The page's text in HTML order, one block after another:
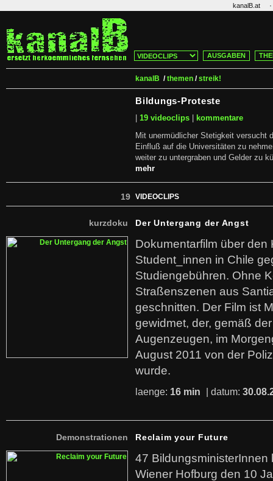
kanalB.at ·
AUSGABEN
kanalB /themen /streik!
Bildungs-Proteste
19 videoclips kommentare
Mit unermüdlicher Stetigkeit versucht
Einfluß auf die Universitäten zu
weiter zu untergraben und Gelder zu
mehr
19 VIDEOCLIPS
kurzdoku Der Untergang der Angst
Dokumentarfilm über den
Student_innen in Chile
Studiengebühren. Ohne
Straßenszenen aus
geschnitten. Der Film ist
gewidmet, der, gemäß
Augenzeugen, im
August 2011 von der
wurde.
laenge: 16 min | datum:
Demonstrationen Reclaim your Future
47 BildungsministerInnen
Wiener Hofburg den 10